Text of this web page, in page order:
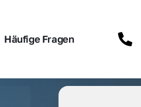
Häufige Fragen